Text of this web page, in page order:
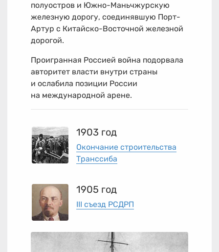
полуостров и Южно-Маньчжурскую
железную дорогу, соединявшую Порт-
Артур с Китайско-Восточной железной
дорогой.
Проигранная Россией война подорвала
авторитет власти внутри страны
и ослабила позиции России
на международной арене.
1903 год
Окончание строительства
Транссиба
1905 год
III съезд РСДРП